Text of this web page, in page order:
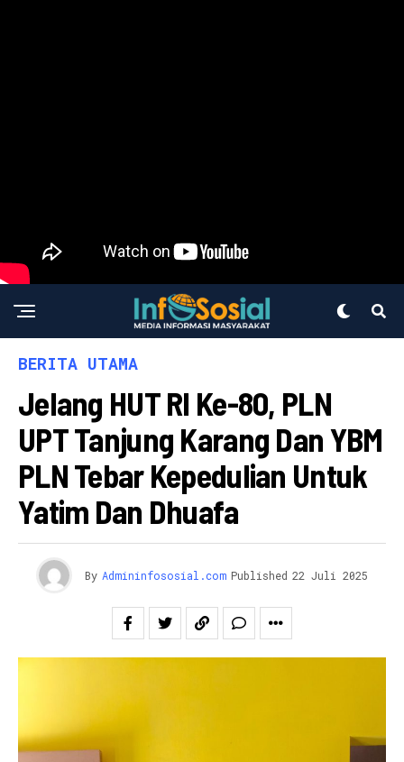
BERITA UTAMA
Jelang HUT RI Ke-80, PLN
UPT Tanjung Karang Dan YBM
PLN Tebar Kepedulian Untuk
Yatim Dan Dhuafa
By Admininfososial.com Published 22 Juli 2025